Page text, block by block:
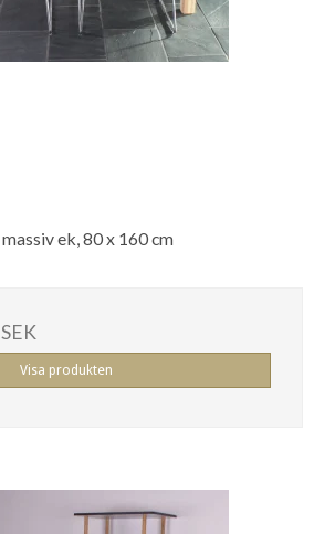
ek, 80 x 160 cm
Visa produkten